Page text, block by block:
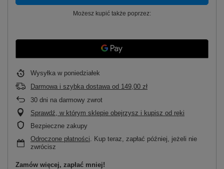
Możesz kupić także poprzez:
Zamów więcej, zapłać mniej!
Wysyłka w poniedziałek
Darmowa i szybka dostawa od 149,00 zł
30 dni na darmowy zwrot
Sprawdź, w którym sklepie obejrzysz i kupisz od ręki
Bezpieczne zakupy
Odroczone płatności . Kup teraz, zapłać później, jeżeli nie
zwrócisz